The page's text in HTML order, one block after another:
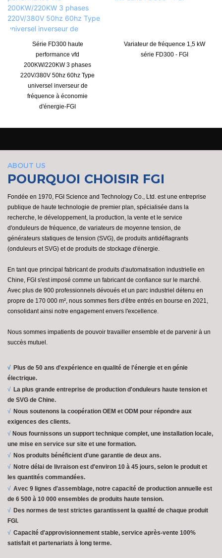
Série FD300 haute
performance vfd
200KW/220KW 3 phases
220V/380V 50hz 60hz Type
universel inverseur de
fréquence à économie
d'énergie-FGI
Variateur de fréquence 1,5 kW
série FD300 - FGI
ABOUT US
POURQUOI CHOISIR FGI
Fondée en 1970, FGI Science and Technology Co., Ltd. est une entreprise
publique de haute technologie de premier plan, spécialisée dans la
recherche, le développement, la production, la vente et le service
d'onduleurs de fréquence, de variateurs de moyenne tension, de
générateurs statiques de tension (SVG), de produits antidéflagrants
(onduleurs et SVG) et de produits de stockage d'énergie.
En tant que principal fabricant de produits d'automatisation industrielle en
Chine, FGI s'est imposé comme un fabricant de confiance sur le marché.
Avec plus de 900 professionnels dévoués et un parc industriel détenu en
propre de 170 000 m², nous sommes fiers d'être entrés en bourse en 2021,
consolidant ainsi notre engagement envers l'excellence.
Nous sommes impatients de pouvoir travailler ensemble et de parvenir à un
succès mutuel.
√ Plus de 50 ans d'expérience en qualité de l'énergie et en génie
électrique.
√ La plus grande entreprise de production d'onduleurs haute tension et
de SVG de Chine.
√ Nous soutenons la coopération OEM et ODM pour répondre aux
exigences des clients.
√ Nous fournissons un support technique complet, une installation locale,
une mise en service sur site et une formation.
√ Nos produits bénéficient d'une garantie de deux ans.
√ Notre délai de livraison est d'environ 10 à 45 jours, selon le produit et
les quantités commandées.
√ Avec 9 lignes d'assemblage, notre capacité de production annuelle est
de 6 500 à 10 000 ensembles de produits haute tension.
√ Des normes de test strictes garantissent la qualité de chaque produit
FGI.
√ Capacité d'approvisionnement stable, service après-vente 100%
satisfait et partenariats à long terme.